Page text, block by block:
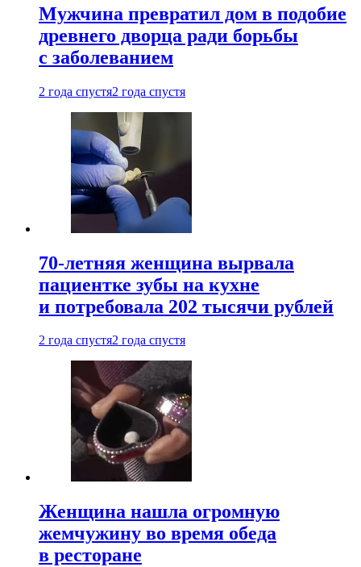
Мужчина превратил дом в подобие
древнего дворца ради борьбы
с заболеванием
2 года спустя2 года спустя
70-летняя женщина вырвала
пациентке зубы на кухне
и потребовала 202 тысячи рублей
2 года спустя2 года спустя
Женщина нашла огромную
жемчужину во время обеда
в ресторане